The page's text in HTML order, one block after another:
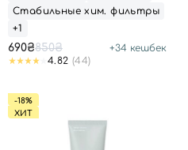
Стабильные хим. фильтры
+1
690₴850₴ +34 кешбек
4.82 (44)
-18%
ХИТ